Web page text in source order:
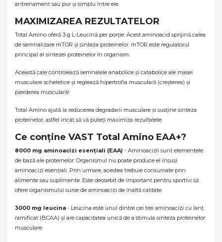
antrenament sau pur și simplu între ele.
MAXIMIZAREA REZULTATELOR
Total Amino oferă 3 g L-Leucină per porție. Acest aminoacid sprijină calea
de semnalizare mTOR și sinteza proteinelor. mTOR este regulatorul
principal al sintezei proteinelor în organism.
Această cale controlează semnalele anabolice și catabolice ale masei
musculare scheletice și reglează hipertrofia musculară (creșterea) și
pierderea musculară!
Total Amino ajută la reducerea degradarii musculare și susține sinteza
proteinelor, astfel încât să vă puteți maximiza rezultatele.
Ce conține VAST Total Amino EAA+?
8000 mg aminoacizi esențiali (EAA) - Aminoacizii sunt elementele
de bază ale proteinelor. Organismul nu poate produce el însuși
aminoacizi esențiali. Prin urmare, acestea trebuie consumate prin
alimente sau suplimente. Este deosebit de important pentru sportivi să
ofere organismului surse de aminoacizi de înaltă calitate.
3000 mg leucina - Leucina este unul dintre cei trei aminoacizi cu lanț
ramificat (BCAA) și are capacitatea unică de a stimula sinteza proteinelor
musculare.